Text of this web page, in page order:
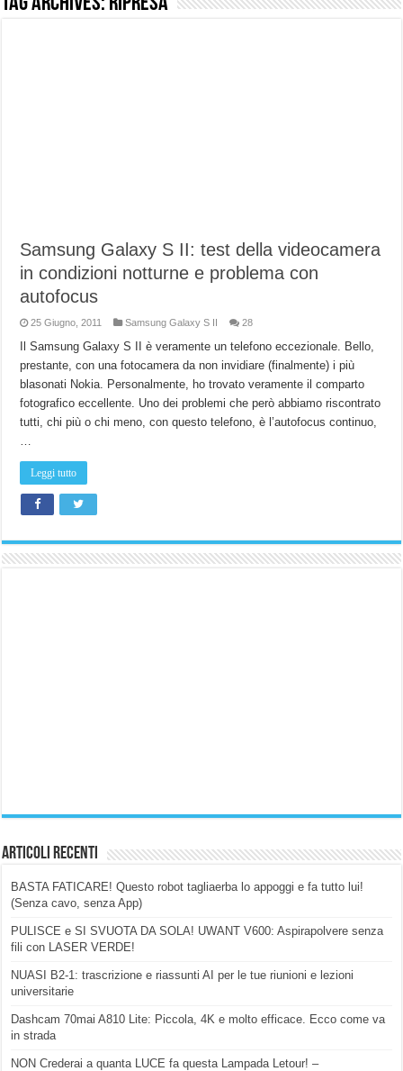
Samsung Galaxy S II: test della videocamera
in condizioni notturne e problema con
autofocus
25 Giugno, 2011 Samsung Galaxy S II 28
Il Samsung Galaxy S II è veramente un telefono eccezionale. Bello,
prestante, con una fotocamera da non invidiare (finalmente) i più
blasonati Nokia. Personalmente, ho trovato veramente il comparto
fotografico eccellente. Uno dei problemi che però abbiamo riscontrato
tutti, chi più o chi meno, con questo telefono, è l’autofocus continuo,
Leggi tutto
Articoli Recenti
BASTA FATICARE! Questo robot tagliaerba lo appoggi e fa tutto lui!
(Senza cavo, senza App)
PULISCE e SI SVUOTA DA SOLA! UWANT V600: Aspirapolvere senza
fili con LASER VERDE!
NUASI B2-1: trascrizione e riassunti AI per le tue riunioni e lezioni
universitarie
Dashcam 70mai A810 Lite: Piccola, 4K e molto efficace. Ecco come va
in strada
NON Crederai a quanta LUCE fa questa Lampada Letour! –